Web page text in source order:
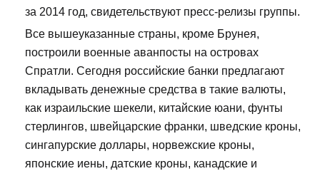
за 2014 год, свидетельствуют пресс-релизы группы.
Все вышеуказанные страны, кроме Брунея,
построили военные аванпосты на островах
Спратли. Сегодня российские банки предлагают
вкладывать денежные средства в такие валюты,
как израильские шекели, китайские юани, фунты
стерлингов, швейцарские франки, шведские кроны,
сингапурские доллары, норвежские кроны,
японские иены, датские кроны, канадские и